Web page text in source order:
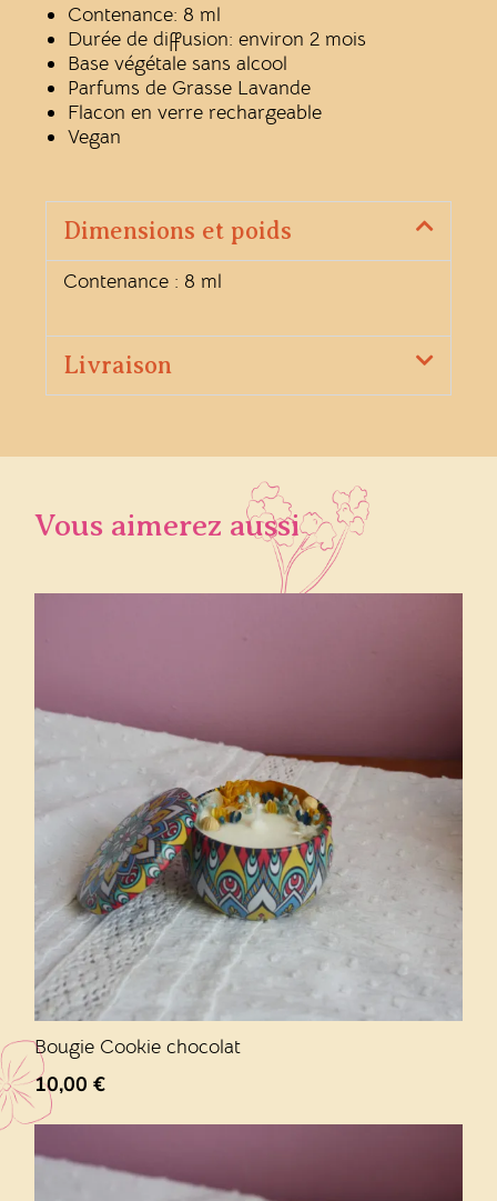
Contenance: 8 ml
Durée de diffusion: environ 2 mois
Base végétale sans alcool
Parfums de Grasse Lavande
Flacon en verre rechargeable
Vegan
Dimensions et poids
Contenance : 8 ml
Livraison
Vous aimerez aussi
Bougie Cookie chocolat
10,00€